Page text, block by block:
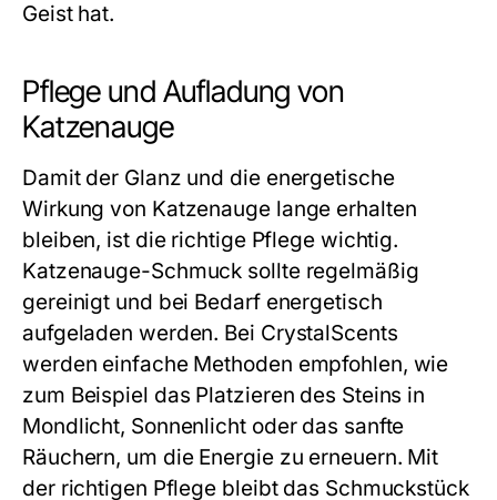
Geist hat.
Pflege und Aufladung von
Katzenauge
Damit der Glanz und die energetische
Wirkung von Katzenauge lange erhalten
bleiben, ist die richtige Pflege wichtig.
Katzenauge-Schmuck sollte regelmäßig
gereinigt und bei Bedarf energetisch
aufgeladen werden. Bei CrystalScents
werden einfache Methoden empfohlen, wie
zum Beispiel das Platzieren des Steins in
Mondlicht, Sonnenlicht oder das sanfte
Räuchern, um die Energie zu erneuern. Mit
der richtigen Pflege bleibt das Schmuckstück